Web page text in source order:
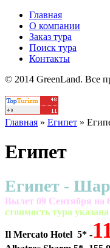
Главная
О компании
Заказ тура
Поиск тура
Контакты
© 2014 GreenLand. Все
Главная » Египет »
Египет
Египет -
Вылет 09 Сентября на
cтоимость тура
Il Mercato Hotel 5* -